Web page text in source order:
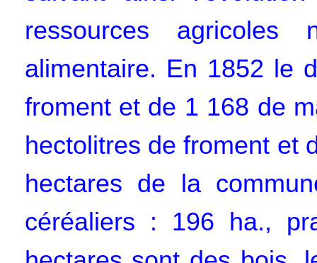
ressources agricoles
alimentaire. En 1852 le
froment et de 1 168 de
hectolitres de froment et
hectares de la
céréaliers : 196 ha.,